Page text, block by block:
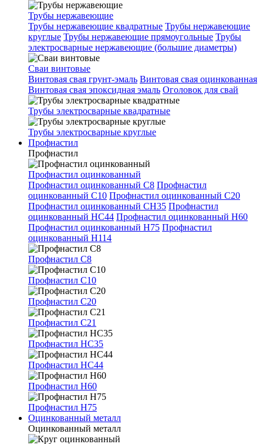
Трубы нержавеющие
Трубы нержавеющие квадратные Трубы нержавеющие
круглые Трубы нержавеющие прямоугольные Трубы
электросварные нержавеющие (большие диаметры)
Сваи винтовые
Винтовая свая грунт-эмаль Винтовая свая оцинкованная
Винтовая свая эпоксидная эмаль Оголовок для свай
Трубы электросварные квадратные
Трубы электросварные круглые
Профнастил
Профнастил
Профнастил оцинкованный
Профнастил оцинкованный С8 Профнастил
оцинкованный С10 Профнастил оцинкованный С20
Профнастил оцинкованный СН35 Профнастил
оцинкованный НС44 Профнастил оцинкованный Н60
Профнастил оцинкованный Н75 Профнастил
оцинкованный Н114
Профнастил С8
Профнастил С10
Профнастил С20
Профнастил С21
Профнастил НС35
Профнастил НС44
Профнастил Н60
Профнастил Н75
Оцинкованный металл
Оцинкованный металл